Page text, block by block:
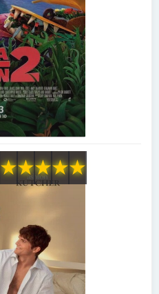
★
★
★
★
★